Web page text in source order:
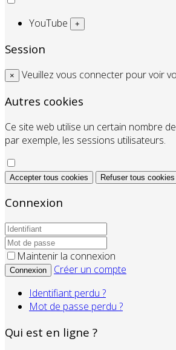
YouTube +
Session
× Veuillez vous connecter pour voir
Autres cookies
Ce site web utilise un certain nombre
par exemple, les sessions utilisateurs.
Accepter tous cookies Refuser tous cookies
Connexion
Maintenir la connexion
Connexion
Créer un compte
Identifiant perdu ?
Mot de passe perdu ?
Qui est en ligne ?